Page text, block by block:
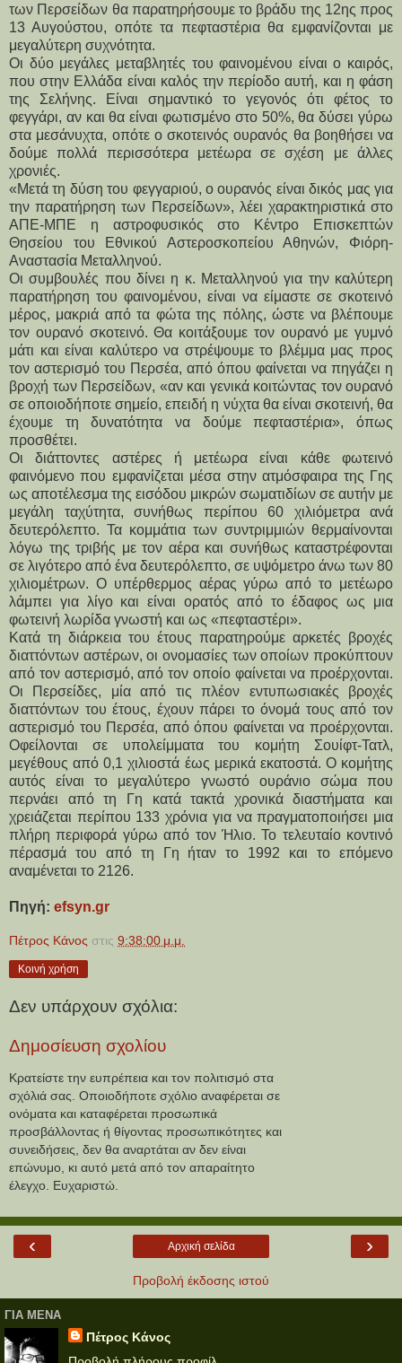
των Περσείδων θα παρατηρήσουμε το βράδυ της 12ης προς
13 Αυγούστου, οπότε τα πεφταστέρια θα εμφανίζονται με
μεγαλύτερη συχνότητα.
Οι δύο μεγάλες μεταβλητές του φαινομένου είναι ο καιρός,
που στην Ελλάδα είναι καλός την περίοδο αυτή, και η φάση
της Σελήνης. Είναι σημαντικό το γεγονός ότι φέτος το
φεγγάρι, αν και θα είναι φωτισμένο στο 50%, θα δύσει γύρω
στα μεσάνυχτα, οπότε ο σκοτεινός ουρανός θα βοηθήσει να
δούμε πολλά περισσότερα μετέωρα σε σχέση με άλλες
χρονιές.
«Μετά τη δύση του φεγγαριού, ο ουρανός είναι δικός μας για
την παρατήρηση των Περσείδων», λέει χαρακτηριστικά στο
ΑΠΕ-ΜΠΕ η αστροφυσικός στο Κέντρο Επισκεπτών
Θησείου του Εθνικού Αστεροσκοπείου Αθηνών, Φιόρη-
Αναστασία Μεταλληνού.
Οι συμβουλές που δίνει η κ. Μεταλληνού για την καλύτερη
παρατήρηση του φαινομένου, είναι να είμαστε σε σκοτεινό
μέρος, μακριά από τα φώτα της πόλης, ώστε να βλέπουμε
τον ουρανό σκοτεινό. Θα κοιτάξουμε τον ουρανό με γυμνό
μάτι και είναι καλύτερο να στρέψουμε το βλέμμα μας προς
τον αστερισμό του Περσέα, από όπου φαίνεται να πηγάζει η
βροχή των Περσείδων, «αν και γενικά κοιτώντας τον ουρανό
σε οποιοδήποτε σημείο, επειδή η νύχτα θα είναι σκοτεινή, θα
έχουμε τη δυνατότητα να δούμε πεφταστέρια», όπως
προσθέτει.
Οι διάττοντες αστέρες ή μετέωρα είναι κάθε φωτεινό
φαινόμενο που εμφανίζεται μέσα στην ατμόσφαιρα της Γης
ως αποτέλεσμα της εισόδου μικρών σωματιδίων σε αυτήν με
μεγάλη ταχύτητα, συνήθως περίπου 60 χιλιόμετρα ανά
δευτερόλεπτο. Τα κομμάτια των συντριμμιών θερμαίνονται
λόγω της τριβής με τον αέρα και συνήθως καταστρέφονται
σε λιγότερο από ένα δευτερόλεπτο, σε υψόμετρο άνω των 80
χιλιομέτρων. Ο υπέρθερμος αέρας γύρω από το μετέωρο
λάμπει για λίγο και είναι ορατός από το έδαφος ως μια
φωτεινή λωρίδα γνωστή και ως «πεφταστέρι».
Κατά τη διάρκεια του έτους παρατηρούμε αρκετές βροχές
διαττόντων αστέρων, οι ονομασίες των οποίων προκύπτουν
από τον αστερισμό, από τον οποίο φαίνεται να προέρχονται.
Οι Περσείδες, μία από τις πλέον εντυπωσιακές βροχές
διαττόντων του έτους, έχουν πάρει το όνομά τους από τον
αστερισμό του Περσέα, από όπου φαίνεται να προέρχονται.
Οφείλονται σε υπολείμματα του κομήτη Σουίφτ-Τατλ,
μεγέθους από 0,1 χιλιοστά έως μερικά εκατοστά. Ο κομήτης
αυτός είναι το μεγαλύτερο γνωστό ουράνιο σώμα που
περνάει από τη Γη κατά τακτά χρονικά διαστήματα και
χρειάζεται περίπου 133 χρόνια για να πραγματοποιήσει μια
πλήρη περιφορά γύρω από τον Ήλιο. Το τελευταίο κοντινό
πέρασμά του από τη Γη ήταν το 1992 και το επόμενο
αναμένεται το 2126.
Πηγή: efsyn.gr
Πέτρος Κάνος στις 9:38:00 μ.μ.
Κοινή χρήση
Δεν υπάρχουν σχόλια:
Δημοσίευση σχολίου
Κρατείστε την ευπρέπεια και τον πολιτισμό στα
σχόλιά σας. Οποιοδήποτε σχόλιο αναφέρεται σε
ονόματα και καταφέρεται προσωπικά
προσβάλλοντας ή θίγοντας προσωπικότητες και
συνειδήσεις, δεν θα αναρτάται αν δεν είναι
επώνυμο, κι αυτό μετά από τον απαραίτητο
έλεγχο. Ευχαριστώ.
‹ ›
Αρχική σελίδα
Προβολή έκδοσης ιστού
ΓΙΑ ΜΕΝΑ
Πέτρος Κάνος